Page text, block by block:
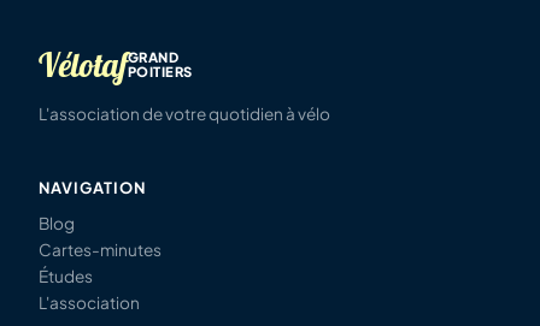
VélotafGRAND
POITIERS
L'association de votre quotidien à vélo
NAVIGATION
Blog
Cartes-minutes
Études
L'association